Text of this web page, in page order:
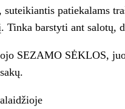
patiekalams
Tinka barstyti ant salotų,
SEZAMO SĖKLOS,